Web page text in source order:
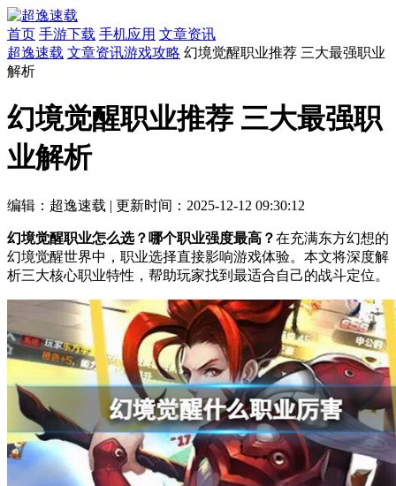
首页 手游下载 手机应用 文章资讯
超逸速载 文章资讯游戏攻略 幻境觉醒职业推荐 三大最强职业
解析
幻境觉醒职业推荐 三大最强职
业解析
编辑：超逸速载 | 更新时间：2025-12-12 09:30:12
幻境觉醒职业怎么选？哪个职业强度最高？在充满东方幻想的
幻境觉醒世界中，职业选择直接影响游戏体验。本文将深度解
析三大核心职业特性，帮助玩家找到最适合自己的战斗定位。